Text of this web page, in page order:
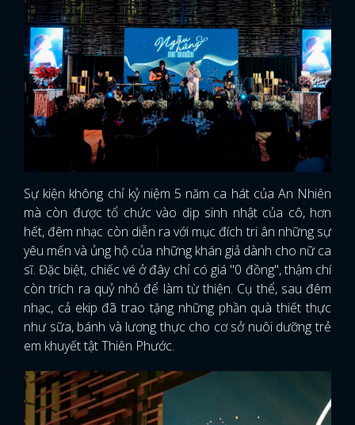
Sự kiện không chỉ kỷ niệm 5 năm ca hát của An Nhiên
mà còn được tổ chức vào dịp sinh nhật của cô, hơn
hết, đêm nhạc còn diễn ra với mục đích tri ân những sự
yêu mến và ủng hộ của những khán giả dành cho nữ ca
sĩ. Đặc biệt, chiếc vé ở đây chỉ có giá "0 đồng", thậm chí
còn trích ra quỷ nhỏ để làm từ thiện. Cụ thể, sau đêm
nhạc, cả ekip đã trao tặng những phần quà thiết thực
như sữa, bánh và lương thực cho cơ sở nuôi dưỡng trẻ
em khuyết tật Thiên Phước.